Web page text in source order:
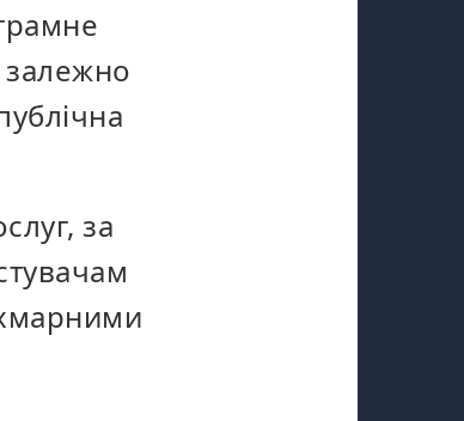
залежно
за
хмарними